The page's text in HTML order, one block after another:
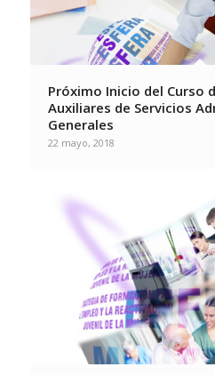
Próximo Inicio del Curso
Auxiliares de Servicios
Generales
22 mayo, 2018